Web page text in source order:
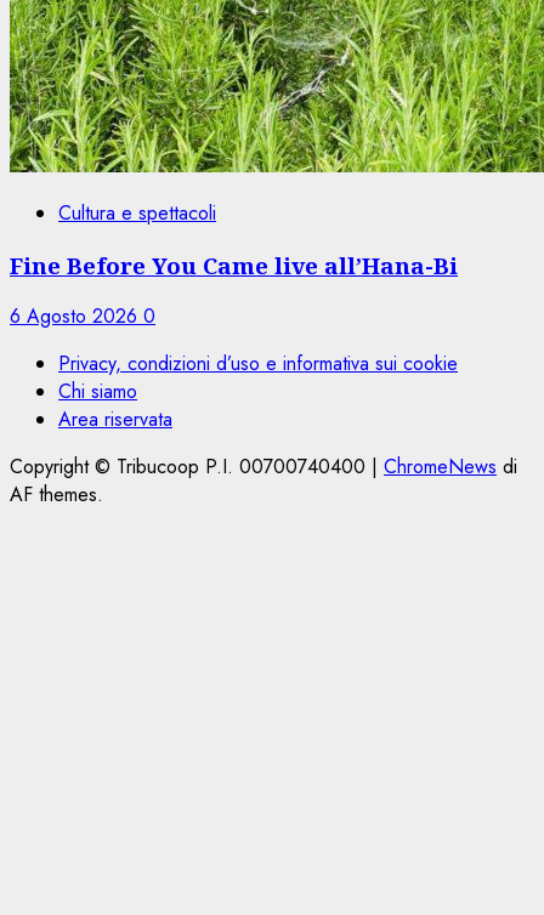
Cultura e spettacoli
Fine Before You Came live all’Hana-Bi
6 Agosto 2026 0
Privacy, condizioni d’uso e informativa sui cookie
Chi siamo
Area riservata
Copyright © Tribucoop P.I. 00700740400 | ChromeNews di
AF themes.